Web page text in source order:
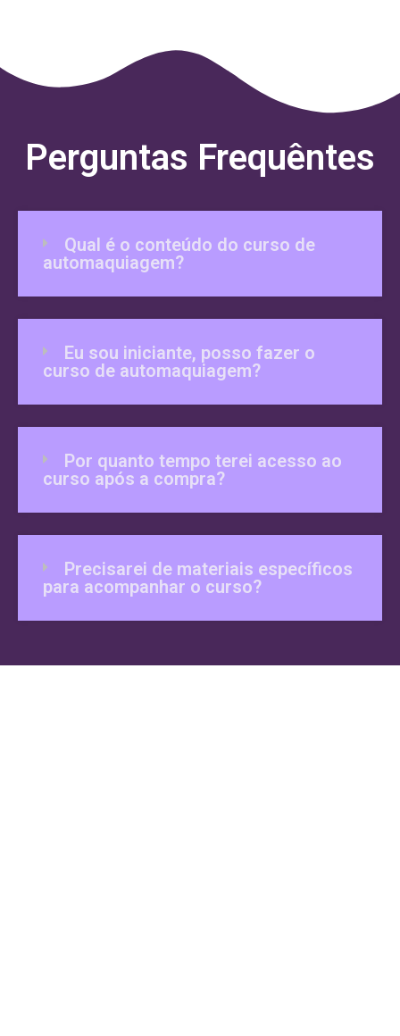
Perguntas Frequêntes
Qual é o conteúdo do curso de
automaquiagem?
Eu sou iniciante, posso fazer o
curso de automaquiagem?
Por quanto tempo terei acesso ao
curso após a compra?
Precisarei de materiais específicos
para acompanhar o curso?